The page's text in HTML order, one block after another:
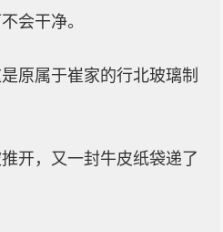
会干净。
原属于崔家的行北玻璃制
开，又一封牛皮纸袋递了